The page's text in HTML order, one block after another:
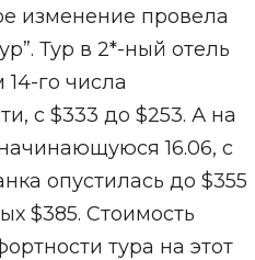
изменение провела
Тур в 2*-ный отель
го числа
с $333 до $253. А на
16.06, с
опустилась до $355
$385. Стоимость
тура на этот